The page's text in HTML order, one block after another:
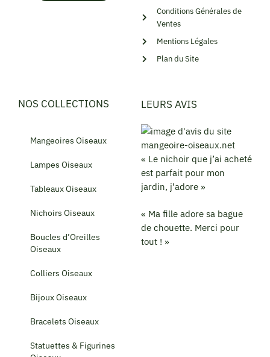
Conditions Générales de
Ventes
Mentions Légales
Plan du Site
NOS COLLECTIONS
Mangeoires Oiseaux
Lampes Oiseaux
Tableaux Oiseaux
Nichoirs Oiseaux
Boucles d’Oreilles
Oiseaux
Colliers Oiseaux
Bijoux Oiseaux
Bracelets Oiseaux
Statuettes & Figurines
LEURS AVIS
« Le nichoir que j’ai acheté
est parfait pour mon
jardin, j’adore »
« Ma fille adore sa bague
de chouette. Merci pour
tout ! »